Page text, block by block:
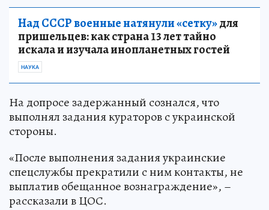
Над СССР военные натянули «сетку»для
пришельцев: как страна 13 лет тайно
искала и изучала инопланетных гостей
НАУКА
На допросе задержанный сознался, что
выполнял задания кураторов с украинской
стороны.
«После выполнения задания украинские
спецслужбы прекратили с ним контакты, не
выплатив обещанное вознаграждение», –
рассказали в ЦОС.